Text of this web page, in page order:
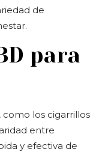
de
para
los cigarrillos
entre
y efectiva de